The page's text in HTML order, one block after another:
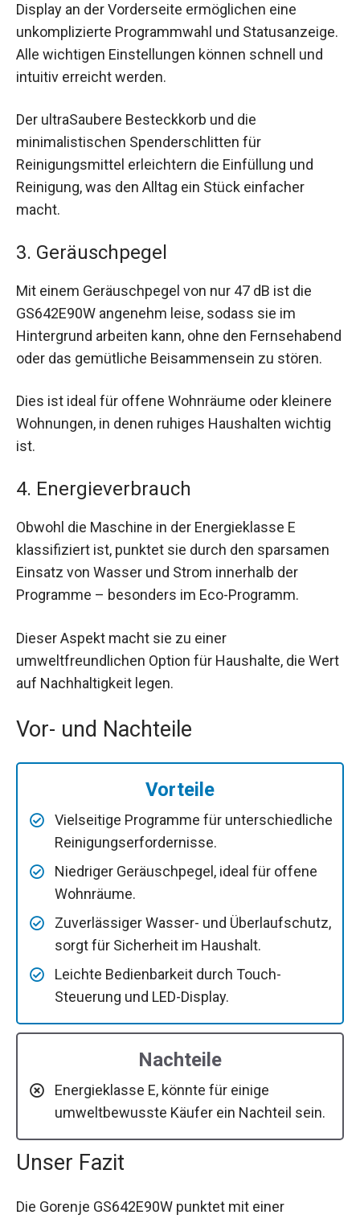
Display an der Vorderseite ermöglichen eine
unkomplizierte Programmwahl und Statusanzeige.
Alle wichtigen Einstellungen können schnell und
intuitiv erreicht werden.
Der ultraSaubere Besteckkorb und die
minimalistischen Spenderschlitten für
Reinigungsmittel erleichtern die Einfüllung und
Reinigung, was den Alltag ein Stück einfacher
macht.
3. Geräuschpegel
Mit einem Geräuschpegel von nur 47 dB ist die
GS642E90W angenehm leise, sodass sie im
Hintergrund arbeiten kann, ohne den Fernsehabend
oder das gemütliche Beisammensein zu stören.
Dies ist ideal für offene Wohnräume oder kleinere
Wohnungen, in denen ruhiges Haushalten wichtig
ist.
4. Energieverbrauch
Obwohl die Maschine in der Energieklasse E
klassifiziert ist, punktet sie durch den sparsamen
Einsatz von Wasser und Strom innerhalb der
Programme – besonders im Eco-Programm.
Dieser Aspekt macht sie zu einer
umweltfreundlichen Option für Haushalte, die Wert
auf Nachhaltigkeit legen.
Vor- und Nachteile
Vorteile
Vielseitige Programme für unterschiedliche
Reinigungserfordernisse.
Niedriger Geräuschpegel, ideal für offene
Wohnräume.
Zuverlässiger Wasser- und Überlaufschutz,
sorgt für Sicherheit im Haushalt.
Leichte Bedienbarkeit durch Touch-
Steuerung und LED-Display.
Nachteile
Energieklasse E, könnte für einige
umweltbewusste Käufer ein Nachteil sein.
Unser Fazit
Die Gorenje GS642E90W punktet mit einer